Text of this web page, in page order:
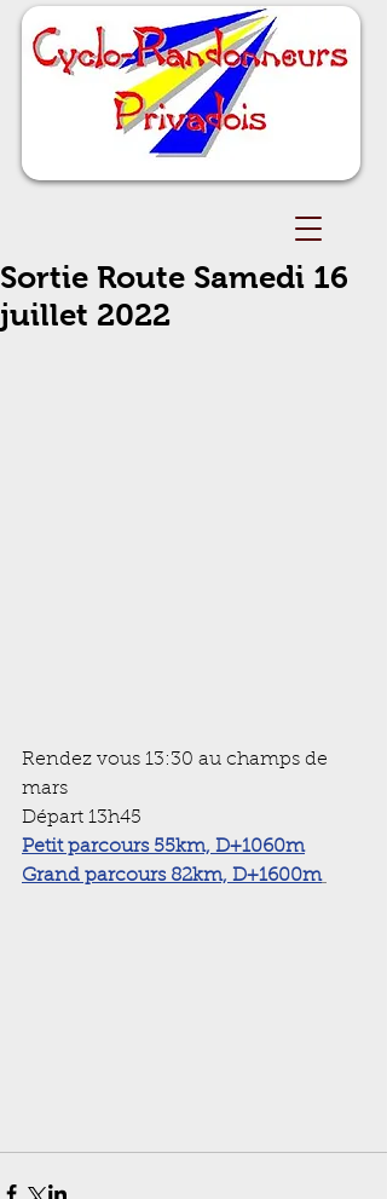
Sortie Route Samedi 16
juillet 2022
Rendez vous 13:30 au champs de
mars
Départ 13h45
Petit parcours 55km, D+1060m
Grand parcours 82km, D+1600m